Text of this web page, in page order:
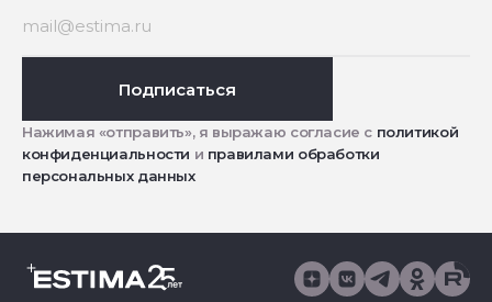
Подписаться
Нажимая «отправить», я выражаю согласие с политикой
конфиденциальности и правилами обработки
персональных данных